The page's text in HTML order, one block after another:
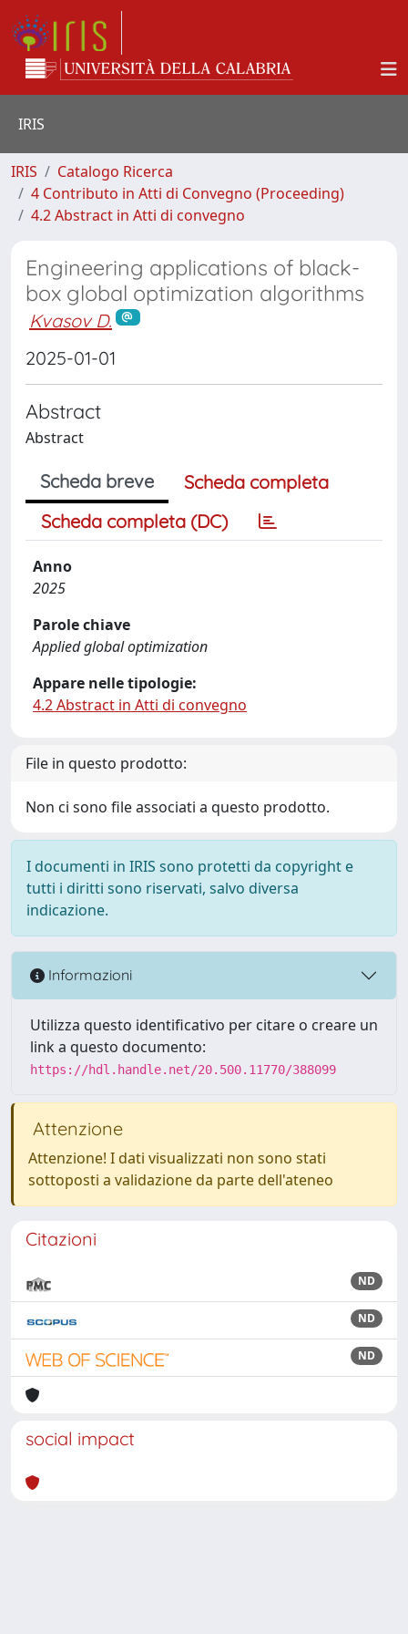
IRIS
IRIS
Catalogo Ricerca
4 Contributo in Atti di Convegno (Proceeding)
4.2 Abstract in Atti di convegno
Engineering applications of black-
box global optimization algorithms
Kvasov D.
2025-01-01
Abstract
Abstract
Scheda breve
Scheda completa
Scheda completa (DC)
Anno
2025
Parole chiave
Applied global optimization
Appare nelle tipologie:
4.2 Abstract in Atti di convegno
File in questo prodotto:
Non ci sono file associati a questo prodotto.
I documenti in IRIS sono protetti da copyright e
tutti i diritti sono riservati, salvo diversa
indicazione.
Informazioni
Utilizza questo identificativo per citare o creare un
link a questo documento:
https://hdl.handle.net/20.500.11770/388099
Attenzione
Attenzione! I dati visualizzati non sono stati
sottoposti a validazione da parte dell'ateneo
Citazioni
ND
ND
ND
social impact